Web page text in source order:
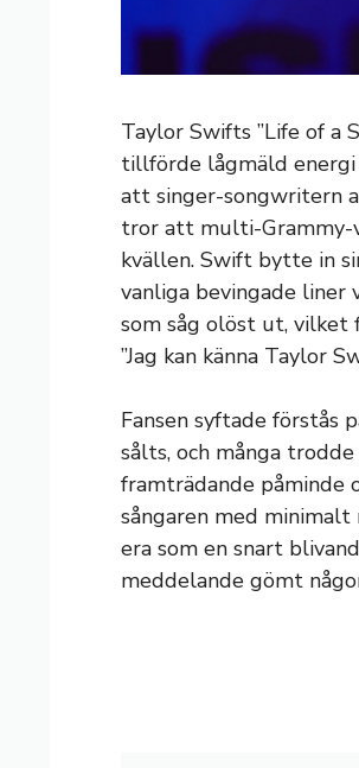
Taylor Swifts ”Life of a
tillförde lågmäld
att singer-songwritern
tror att multi-Grammy-
kvällen. Swift bytte in
vanliga bevingade liner
som såg olöst ut, vilket
”Jag kan känna Taylor
Fansen syftade förstås
sålts, och många
framträdande påminde
sångaren med minimalt
era som en snart
meddelande gömt